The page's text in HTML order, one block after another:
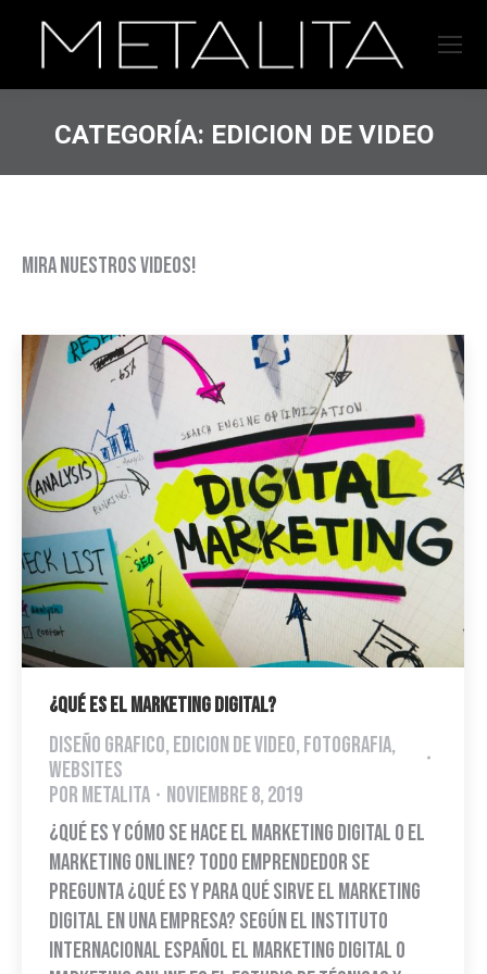
CATEGORÍA: EDICION DE VIDEO
Mira nuestros videos!
¿QUÉ ES EL MARKETING DIGITAL?
Diseño Grafico,Edicion de video,Fotografia,
Websites
Por Metalita
noviembre 8, 2019
¿Qué es y cómo se hace el marketing digital o el
marketing online? Todo emprendedor se
pregunta ¿qué es y para qué sirve el marketing
digital en una empresa? Según el Instituto
Internacional Español el Marketing Digital o